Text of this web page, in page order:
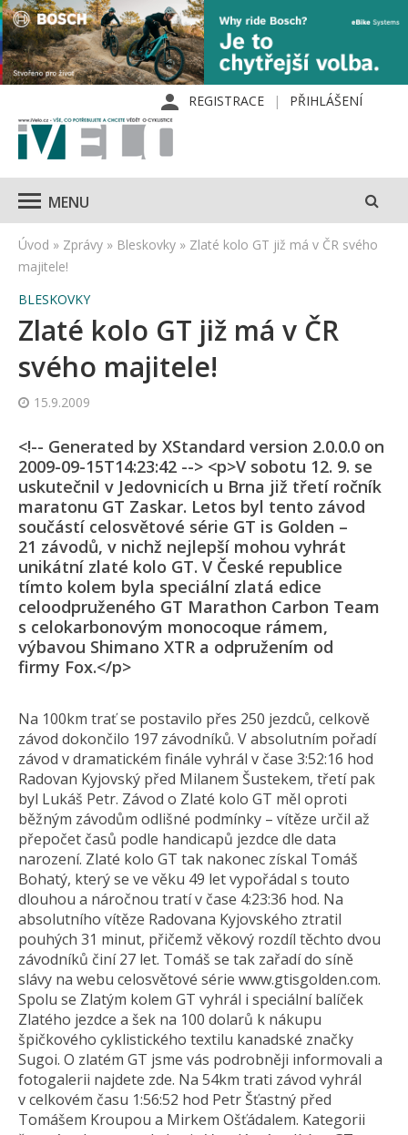
REGISTRACE PŘIHLÁŠENÍ
MENU
Úvod » Zprávy » Bleskovky » Zlaté kolo GT již má v ČR svého
majitele!
BLESKOVKY
Zlaté kolo GT již má v ČR
svého majitele!
15.9.2009
<!-- Generated by XStandard version 2.0.0.0 on
2009-09-15T14:23:42 --> <p>V sobotu 12. 9. se
uskutečnil v Jedovnicích u Brna již třetí ročník
maratonu GT Zaskar. Letos byl tento závod
součástí celosvětové série GT is Golden –
21 závodů, v nichž nejlepší mohou vyhrát
unikátní zlaté kolo GT. V České republice
tímto kolem byla speciální zlatá edice
celoodpruženého GT Marathon Carbon Team
s celokarbonovým monocoque rámem,
výbavou Shimano XTR a odpružením od
firmy Fox.</p>
Na 100km trať se postavilo přes 250 jezdců, celkově
závod dokončilo 197 závodníků. V absolutním pořadí
závod v dramatickém finále vyhrál v čase 3:52:16 hod
Radovan Kyjovský před Milanem Šustekem, třetí pak
byl Lukáš Petr. Závod o Zlaté kolo GT měl oproti
běžným závodům odlišné podmínky – vítěze určil až
přepočet časů podle handicapů jezdce dle data
narození. Zlaté kolo GT tak nakonec získal Tomáš
Bohatý, který se ve věku 49 let vypořádal s touto
dlouhou a náročnou tratí v čase 4:23:36 hod. Na
absolutního vítěze Radovana Kyjovského ztratil
pouhých 31 minut, přičemž věkový rozdíl těchto dvou
závodníků činí 27 let. Tomáš se tak zařadí do síně
slávy na webu celosvětové série www.gtisgolden.com.
Spolu se Zlatým kolem GT vyhrál i speciální balíček
Zlatého jezdce a šek na 100 dolarů k nákupu
špičkového cyklistického textilu kanadské značky
Sugoi. O zlatém GT jsme vás podrobněji informovali a
fotogalerii najdete zde. Na 54km trati závod vyhrál
v celkovém času 1:56:52 hod Petr Šťastný před
Tomášem Kroupou a Mirkem Ošťádalem. Kategorii